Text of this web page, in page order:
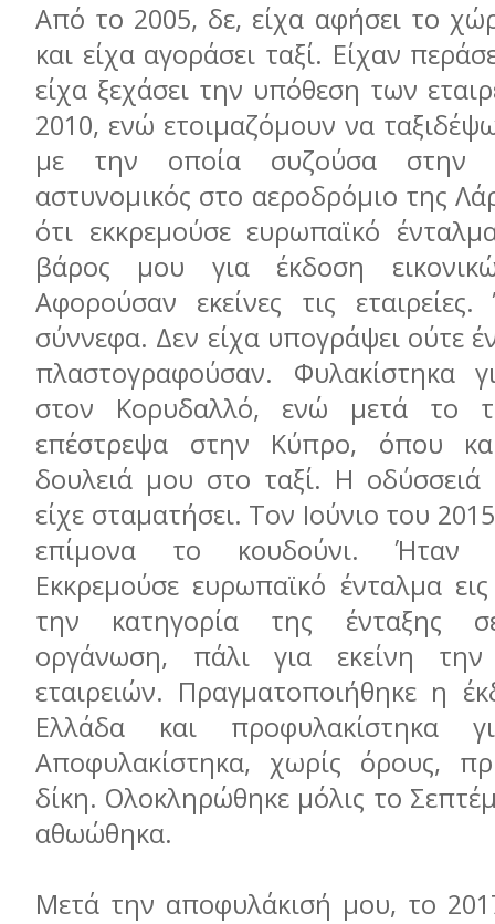
Από το 2005, δε, είχα αφήσει το
και είχα αγοράσει ταξί. Είχαν
είχα ξεχάσει την υπόθεση των
2010, ενώ ετοιμαζόμουν να
με την οποία συζούσα στην
αστυνομικός στο αεροδρόμιο της
ότι εκκρεμούσε ευρωπαϊκό
βάρος μου για έκδοση
Αφορούσαν εκείνες τις
σύννεφα. Δεν είχα υπογράψει ούτε
πλαστογραφούσαν. Φυλακίστηκα
στον Κορυδαλλό, ενώ μετά το
επέστρεψα στην Κύπρο, όπου
δουλειά μου στο ταξί. Η
είχε σταματήσει. Τον Ιούνιο του
επίμονα το κουδούνι. Ήταν
Εκκρεμούσε ευρωπαϊκό ένταλμα
την κατηγορία της ένταξης
οργάνωση, πάλι για εκείνη
εταιρειών. Πραγματοποιήθηκε η
Ελλάδα και προφυλακίστηκα
Αποφυλακίστηκα, χωρίς όρους,
δίκη. Ολοκληρώθηκε μόλις το
αθωώθηκα.
Μετά την αποφυλάκισή μου, το